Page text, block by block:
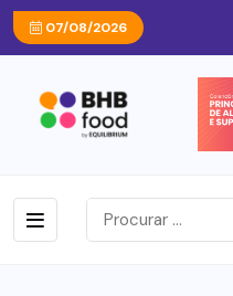
07/08/2026